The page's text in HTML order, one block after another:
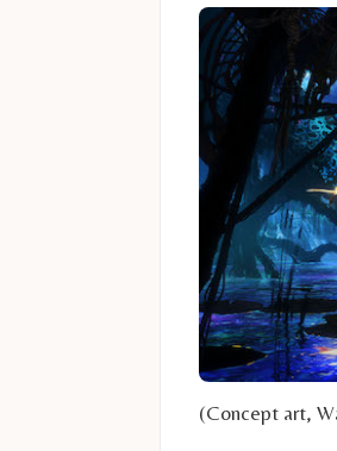
(Concept art,